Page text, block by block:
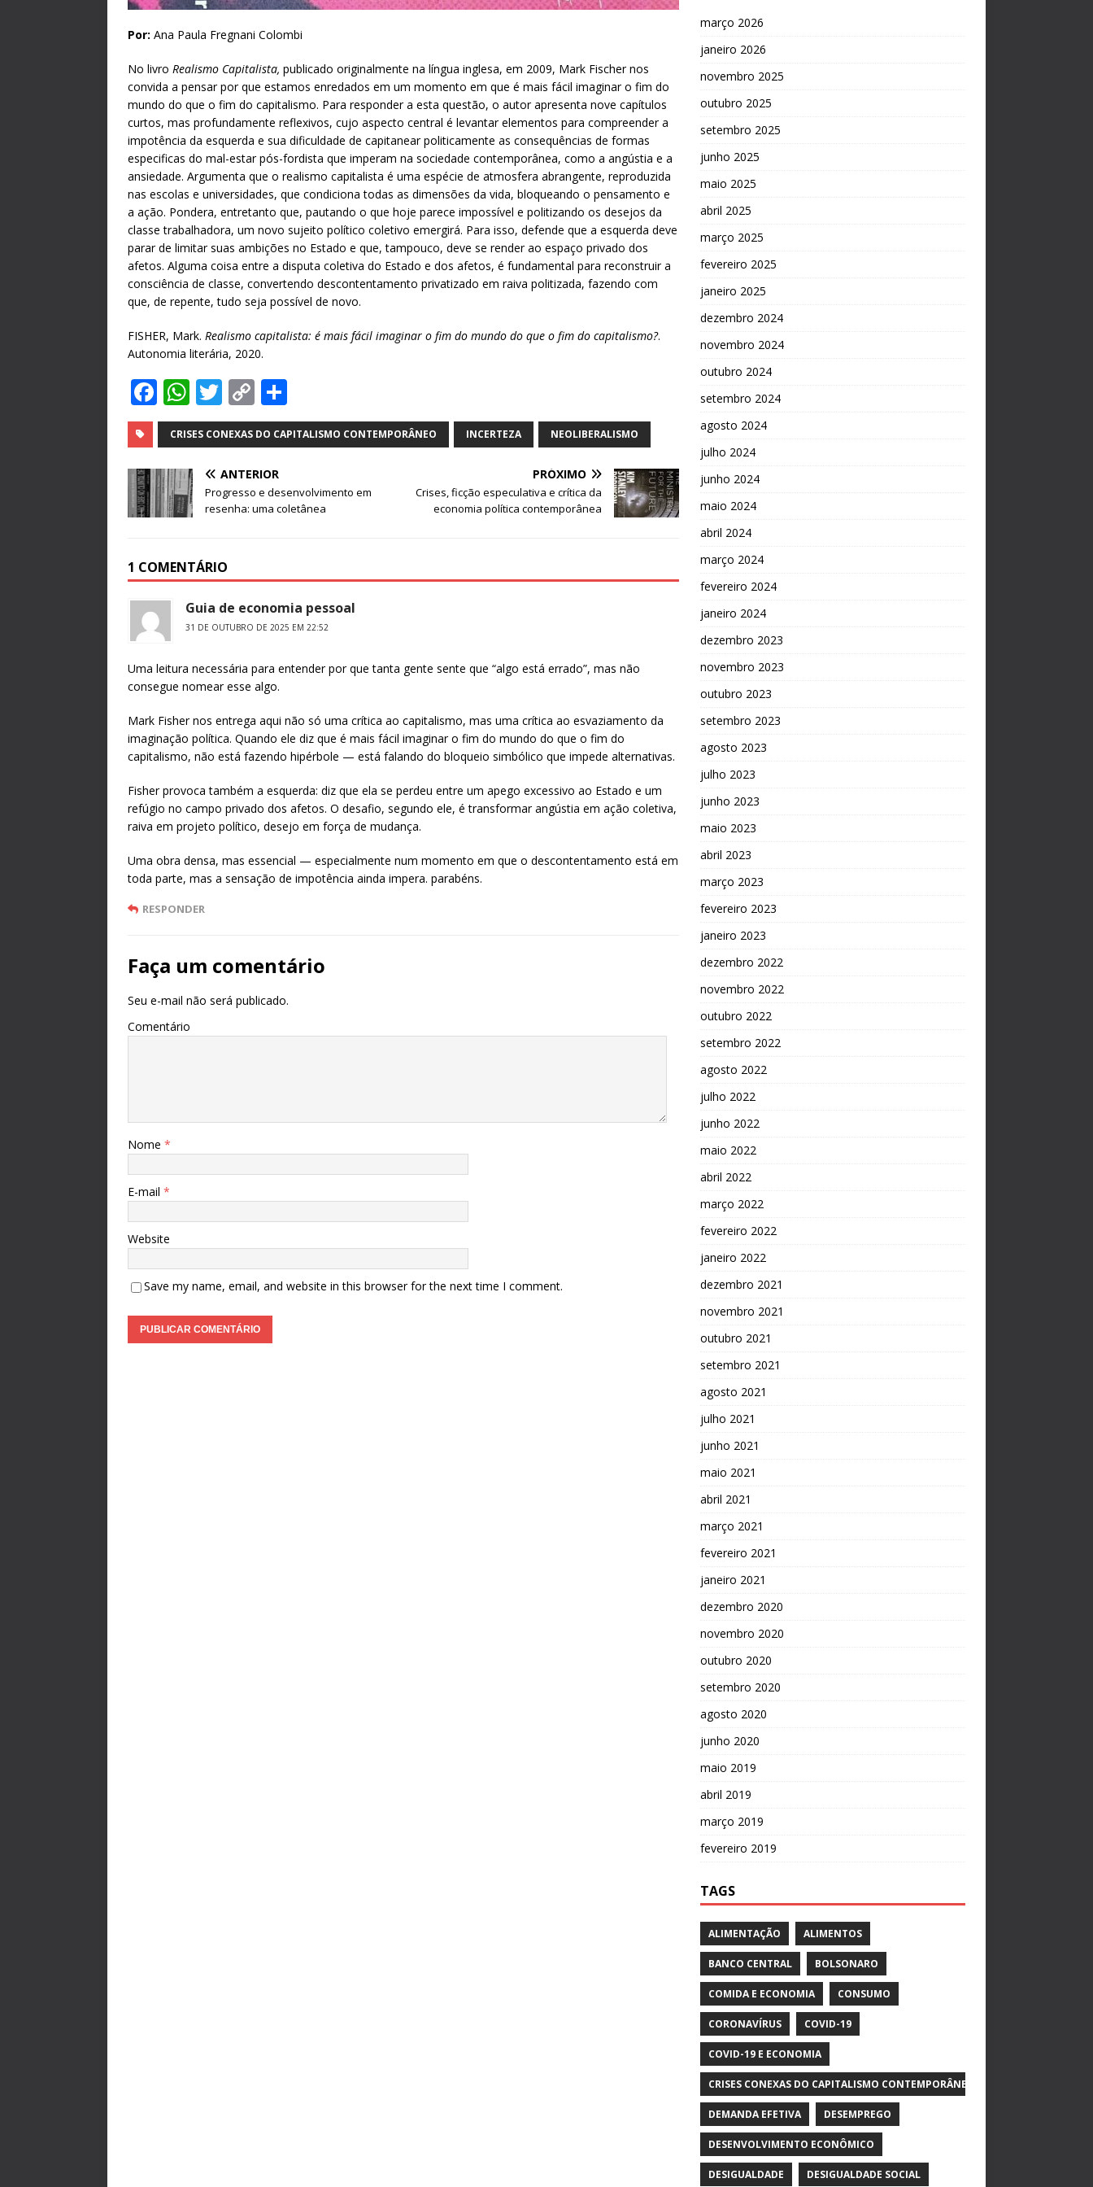
Por: Ana Paula Fregnani Colombi
No livro Realismo Capitalista, publicado originalmente na língua inglesa, em 2009, Mark Fischer nos
convida a pensar por que estamos enredados em um momento em que é mais fácil imaginar o fim do
mundo do que o fim do capitalismo. Para responder a esta questão, o autor apresenta nove capítulos
curtos, mas profundamente reflexivos, cujo aspecto central é levantar elementos para compreender a
impotência da esquerda e sua dificuldade de capitanear politicamente as consequências de formas
especificas do mal-estar pós-fordista que imperam na sociedade contemporânea, como a angústia e a
ansiedade. Argumenta que o realismo capitalista é uma espécie de atmosfera abrangente, reproduzida
nas escolas e universidades, que condiciona todas as dimensões da vida, bloqueando o pensamento e
a ação. Pondera, entretanto que, pautando o que hoje parece impossível e politizando os desejos da
classe trabalhadora, um novo sujeito político coletivo emergirá. Para isso, defende que a esquerda deve
parar de limitar suas ambições no Estado e que, tampouco, deve se render ao espaço privado dos
afetos. Alguma coisa entre a disputa coletiva do Estado e dos afetos, é fundamental para reconstruir a
consciência de classe, convertendo descontentamento privatizado em raiva politizada, fazendo com
que, de repente, tudo seja possível de novo.
FISHER, Mark. Realismo capitalista: é mais fácil imaginar o fim do mundo do que o fim do capitalismo?.
Autonomia literária, 2020.
F
a
c
e
b
o
k
W
h
at
s
A
p
T
w
it
te
r
C
o
p
y
Li
n
h
ar
CRISES CONEXAS DO CAPITALISMO CONTEMPORÂNEO INCERTEZA NEOLIBERALISMO
ANTERIOR
Progresso e desenvolvimento em
resenha: uma coletânea
PRÓXIMO
Crises, ficção especulativa e crítica da
economia política contemporânea
1 COMENTÁRIO
Guia de economia pessoal
31 DE OUTUBRO DE 2025 EM 22:52
Uma leitura necessária para entender por que tanta gente sente que “algo está errado”, mas não
consegue nomear esse algo.
Mark Fisher nos entrega aqui não só uma crítica ao capitalismo, mas uma crítica ao esvaziamento da
imaginação política. Quando ele diz que é mais fácil imaginar o fim do mundo do que o fim do
capitalismo, não está fazendo hipérbole — está falando do bloqueio simbólico que impede alternativas.
Fisher provoca também a esquerda: diz que ela se perdeu entre um apego excessivo ao Estado e um
refúgio no campo privado dos afetos. O desafio, segundo ele, é transformar angústia em ação coletiva,
raiva em projeto político, desejo em força de mudança.
Uma obra densa, mas essencial — especialmente num momento em que o descontentamento está em
toda parte, mas a sensação de impotência ainda impera. parabéns.
RESPONDER
Faça um comentário
Seu e-mail não será publicado.
Comentário
Nome *
E-mail *
Website
Save my name, email, and website in this browser for the next time I comment.
março 2026
janeiro 2026
novembro 2025
outubro 2025
setembro 2025
junho 2025
maio 2025
abril 2025
março 2025
fevereiro 2025
janeiro 2025
dezembro 2024
novembro 2024
outubro 2024
setembro 2024
agosto 2024
julho 2024
junho 2024
maio 2024
abril 2024
março 2024
fevereiro 2024
janeiro 2024
dezembro 2023
novembro 2023
outubro 2023
setembro 2023
agosto 2023
julho 2023
junho 2023
maio 2023
abril 2023
março 2023
fevereiro 2023
janeiro 2023
dezembro 2022
novembro 2022
outubro 2022
setembro 2022
agosto 2022
julho 2022
junho 2022
maio 2022
abril 2022
março 2022
fevereiro 2022
janeiro 2022
dezembro 2021
novembro 2021
outubro 2021
setembro 2021
agosto 2021
julho 2021
junho 2021
maio 2021
abril 2021
março 2021
fevereiro 2021
janeiro 2021
dezembro 2020
novembro 2020
outubro 2020
setembro 2020
agosto 2020
junho 2020
maio 2019
abril 2019
março 2019
fevereiro 2019
TAGS
ALIMENTAÇÃO ALIMENTOS
BANCO CENTRAL BOLSONARO
COMIDA E ECONOMIA CONSUMO
CORONAVÍRUS COVID-19
COVID-19 E ECONOMIA
CRISES CONEXAS DO CAPITALISMO CONTEMPORÂNEO
DEMANDA EFETIVA DESEMPREGO
DESENVOLVIMENTO ECONÔMICO
DESIGUALDADE DESIGUALDADE SOCIAL